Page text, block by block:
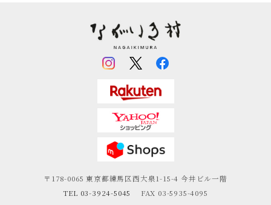
〒178-0065東京都練馬区西大泉1-15-4 今井ビル一階
TEL 03-3924-5045
FAX 03-5935-4095